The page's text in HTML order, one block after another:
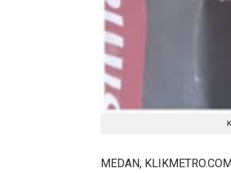
MEDAN,